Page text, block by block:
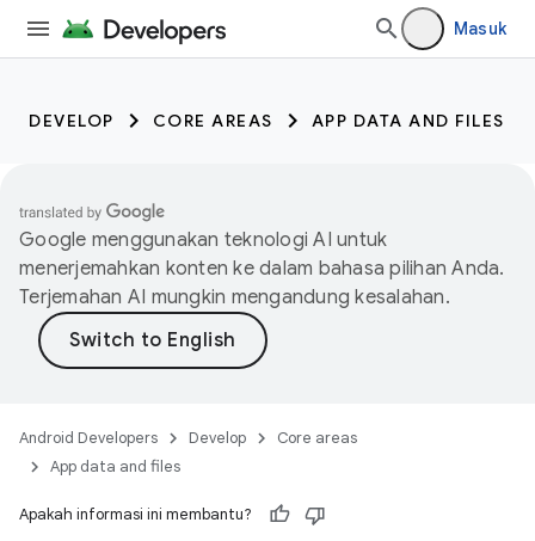
Masuk
DEVELOP CORE AREAS APP DATA AND FILES
Google menggunakan teknologi AI untuk
menerjemahkan konten ke dalam bahasa pilihan Anda.
Terjemahan AI mungkin mengandung kesalahan.
Android Developers Develop
Core areas
App data and files
Apakah informasi ini membantu?